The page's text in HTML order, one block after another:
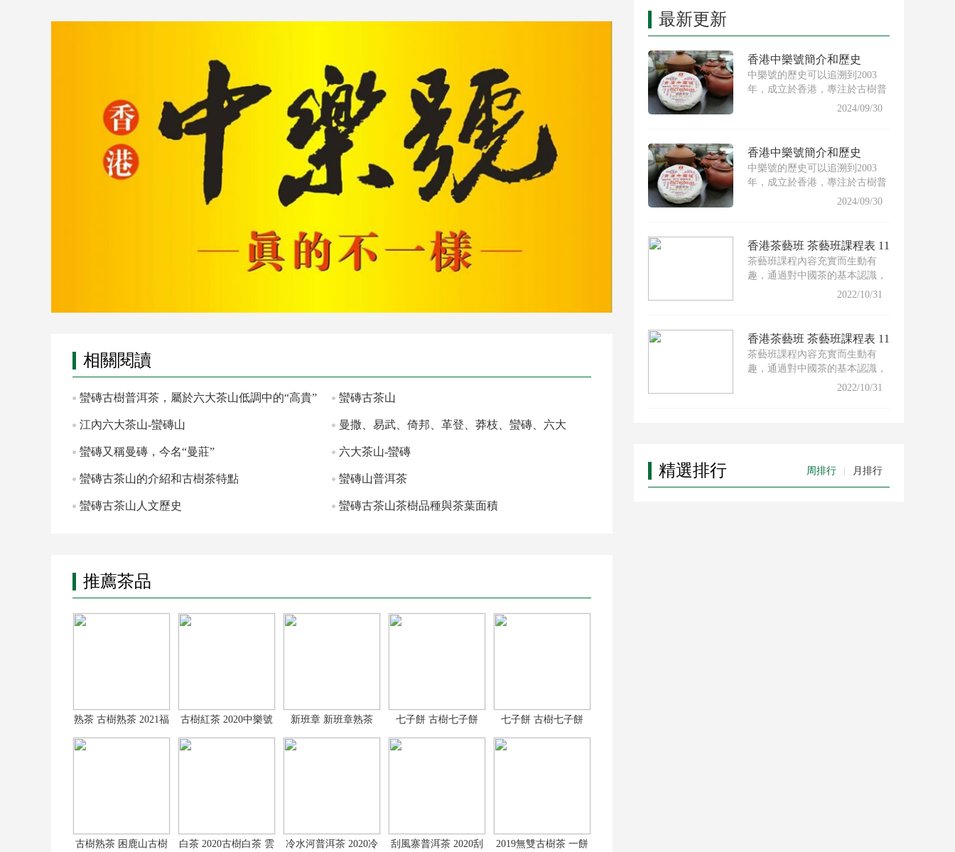
相關閱讀
蠻磚古樹普洱茶，屬於六大茶山低調中的“高貴” 蠻磚古茶山
江內六大茶山-蠻磚山 曼撒、易武、倚邦、革登、莽枝、蠻磚、六大
古茶山的品
蠻磚又稱曼磚，今名“曼莊” 六大茶山-蠻磚
蠻磚古茶山的介紹和古樹茶特點 蠻磚山普洱茶
蠻磚古茶山人文歷史 蠻磚古茶山茶樹品種與茶葉面積
推薦茶品
熟茶 古樹熟茶 2021福
餅普洱茶 3
古樹紅茶 2020中樂號
古樹紅茶龍珠
新班章 新班章熟茶
2019新班章古
七子餅 古樹七子餅
2017古樹普洱
七子餅 古樹七子餅
2017古樹普洱
古樹熟茶 困鹿山古樹 白茶 2020古樹白茶 雲 冷水河普洱茶 2020冷 刮風寨普洱茶 2020刮 2019無雙古樹茶 一餅
最新更新
香港中樂號簡介和歷史
中樂號的歷史可以追溯到2003
年，成立於香港，專注於古樹普
洱茶的製作與推廣。創始人希
2024/09/30
香港中樂號簡介和歷史
中樂號的歷史可以追溯到2003
年，成立於香港，專注於古樹普
洱茶的製作與推廣。創始人希
2024/09/30
香港茶藝班 茶藝班課程表 11
月份
茶藝班課程內容充實而生動有
趣，通過對中國茶的基本認識，
配以適合的茶具及沖泡技巧，
2022/10/31
香港茶藝班 茶藝班課程表 11
月份
茶藝班課程內容充實而生動有
趣，通過對中國茶的基本認識，
配以適合的茶具及沖泡技巧，
2022/10/31
精選排行 周排行 月排行